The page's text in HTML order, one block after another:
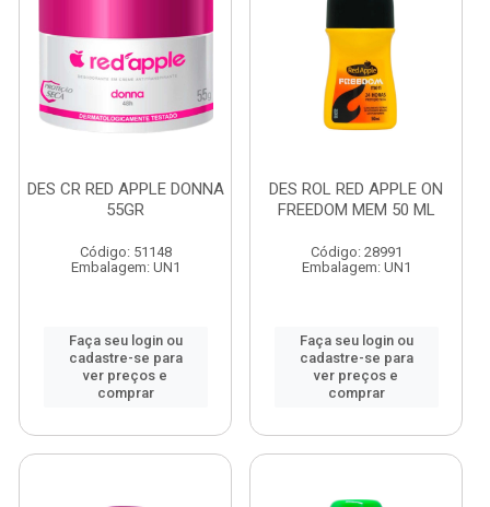
DES CR RED APPLE DONNA
55GR
Código: 51148
Embalagem: UN1
Faça seu login ou
cadastre-se para
ver preços e
comprar
DES ROL RED APPLE ON
FREEDOM MEM 50 ML
Código: 28991
Embalagem: UN1
Faça seu login ou
cadastre-se para
ver preços e
comprar